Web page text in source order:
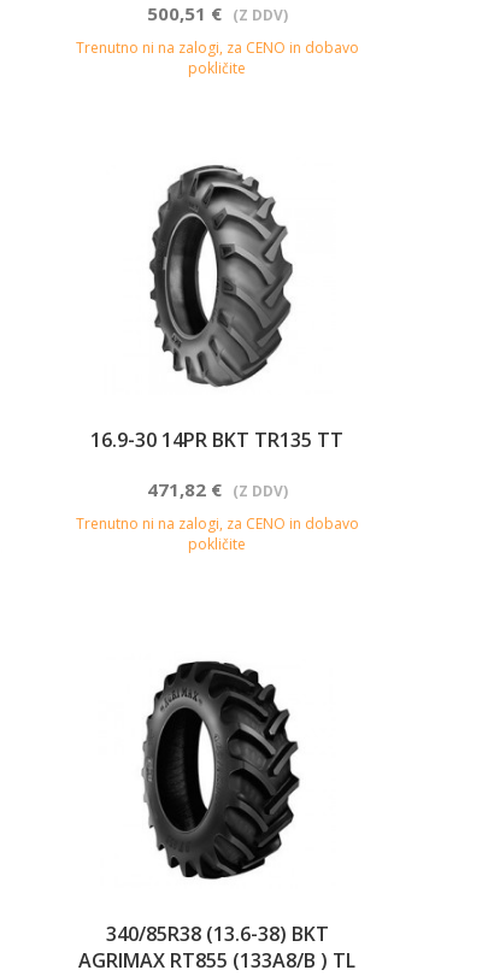
500,51 € (Z DDV)
Trenutno ni na zalogi, za CENO in dobavo
pokličite
16.9-30 14PR BKT TR135 TT
471,82 € (Z DDV)
Trenutno ni na zalogi, za CENO in dobavo
pokličite
340/85R38 (13.6-38) BKT
AGRIMAX RT855 (133A8/B ) TL